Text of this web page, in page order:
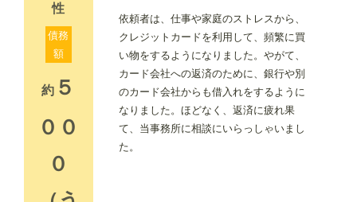
性
債務
額
約 ５
００
０
依頼者は、仕事や家庭のストレスから、
クレジットカードを利用して、頻繁に買
い物をするようになりました。やがて、
カード会社への返済のために、銀行や別
のカード会社からも借入れをするように
なりました。ほどなく、返済に疲れ果
て、当事務所に相談にいらっしゃいまし
た。